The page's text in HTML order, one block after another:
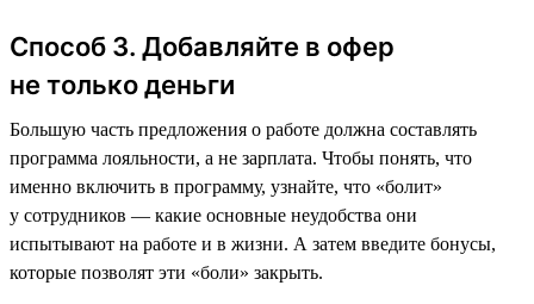
Способ 3. Добавляйте в офер
не только деньги
Большую часть предложения о работе должна составлять
программа лояльности, а не зарплата. Чтобы понять, что
именно включить в программу, узнайте, что «болит»
у сотрудников — какие основные неудобства они
испытывают на работе и в жизни. А затем введите бонусы,
которые позволят эти «боли» закрыть.